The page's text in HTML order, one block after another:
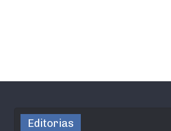
Editorias